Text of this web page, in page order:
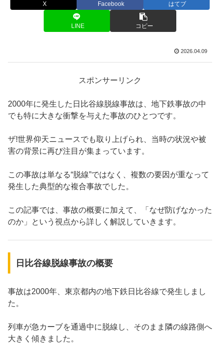
X Facebook はてブ
LINE コピー
2026.04.09
スポンサーリンク
2000年に発生した日比谷線脱線事故は、地下鉄事故の中
でも特に大きな衝撃を与えた事故のひとつです。
ザ!世界仰天ニュースでも取り上げられ、当時の状況や被
害の背景に再び注目が集まっています。
この事故は単なる“脱線”ではなく、複数の要因が重なって
発生した典型的な複合事故でした。
この記事では、事故の概要に加えて、「なぜ防げなかった
のか」という視点から詳しく解説していきます。
日比谷線脱線事故の概要
事故は2000年、東京都内の地下鉄日比谷線で発生しまし
た。
列車が急カーブを通過中に脱線し、そのまま隣の線路側へ
大きく傾きました。